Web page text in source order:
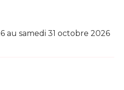
au samedi 31 octobre 2026